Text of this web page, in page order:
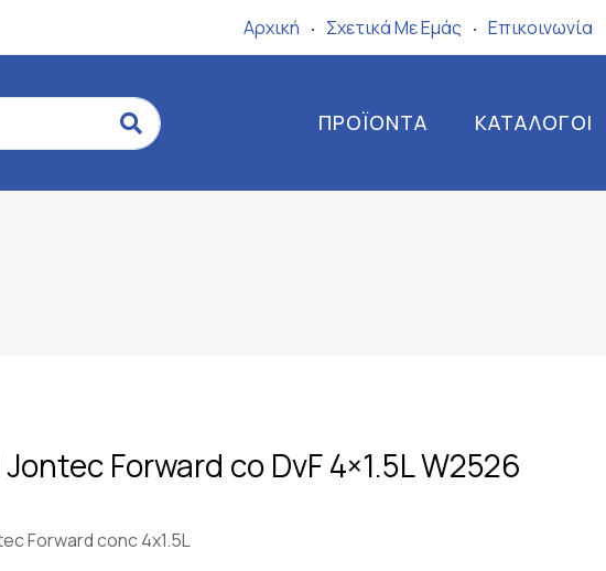
Αρχική Σχετικά Mε Eμάς Επικοινωνία
ΠΡΟΪΌΝΤΑ ΚΑΤΆΛΟΓΟΙ
Jontec Forward co DvF 4×1.5L W2526
Forward conc 4x1.5L